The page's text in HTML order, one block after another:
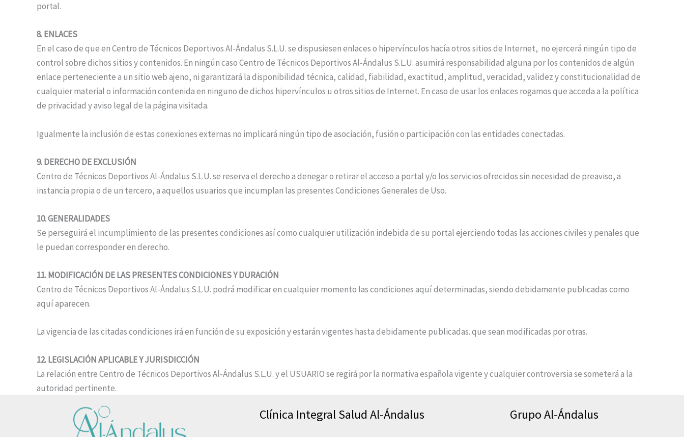
portal.
8. ENLACES
En el caso de que en Centro de Técnicos Deportivos Al-Ándalus S.L.U. se dispusiesen enlaces o hipervínculos hacía otros sitios de Internet, no ejercerá ningún tipo de
control sobre dichos sitios y contenidos. En ningún caso Centro de Técnicos Deportivos Al-Ándalus S.L.U. asumirá responsabilidad alguna por los contenidos de algún
enlace perteneciente a un sitio web ajeno, ni garantizará la disponibilidad técnica, calidad, fiabilidad, exactitud, amplitud, veracidad, validez y constitucionalidad de
cualquier material o información contenida en ninguno de dichos hipervínculos u otros sitios de Internet. En caso de usar los enlaces rogamos que acceda a la política
de privacidad y aviso legal de la página visitada.
Igualmente la inclusión de estas conexiones externas no implicará ningún tipo de asociación, fusión o participación con las entidades conectadas.
9. DERECHO DE EXCLUSIÓN
Centro de Técnicos Deportivos Al-Ándalus S.L.U. se reserva el derecho a denegar o retirar el acceso a portal y/o los servicios ofrecidos sin necesidad de preaviso, a
instancia propia o de un tercero, a aquellos usuarios que incumplan las presentes Condiciones Generales de Uso.
10. GENERALIDADES
Se perseguirá el incumplimiento de las presentes condiciones así como cualquier utilización indebida de su portal ejerciendo todas las acciones civiles y penales que
le puedan corresponder en derecho.
11. MODIFICACIÓN DE LAS PRESENTES CONDICIONES Y DURACIÓN
Centro de Técnicos Deportivos Al-Ándalus S.L.U. podrá modificar en cualquier momento las condiciones aquí determinadas, siendo debidamente publicadas como
aquí aparecen.
La vigencia de las citadas condiciones irá en función de su exposición y estarán vigentes hasta debidamente publicadas. que sean modificadas por otras.
12. LEGISLACIÓN APLICABLE Y JURISDICCIÓN
La relación entre Centro de Técnicos Deportivos Al-Ándalus S.L.U. y el USUARIO se regirá por la normativa española vigente y cualquier controversia se someterá a la
autoridad pertinente.
Clínica Integral Salud Al-Ándalus Grupo Al-Ándalus